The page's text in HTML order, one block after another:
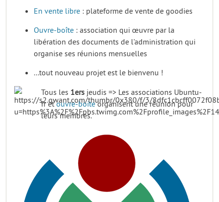
En vente libre : plateforme de vente de goodies
Ouvre-boîte : association qui œuvre par la
libération des documents de l’administration qui
organise ses réunions mensuelles
...tout nouveau projet est le bienvenu !
Tous les 1ers jeudis => Les associations Ubuntu-
fr etouvre-boiteorganisent une réunion pour
leurs membres.